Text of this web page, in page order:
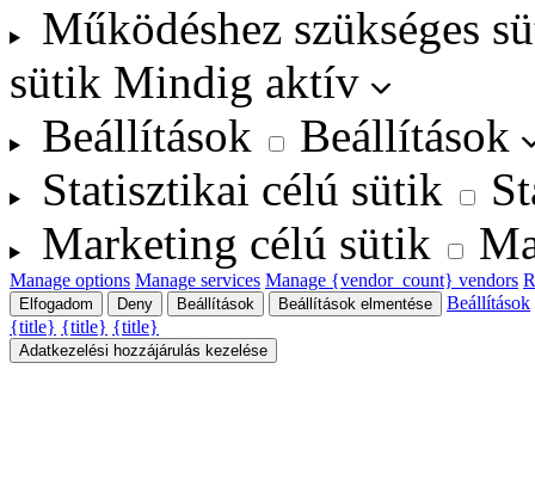
Működéshez szükséges
sütik Mindig aktív
Beállítások
Beállítások
Statisztikai célú sütik
Marketing célú sütik
Manage options Manage services Manage {vendor_count} vendors
Elfogadom Deny Beállítások Beállítások elmentése
Beállítások
{title} {title} {title}
Adatkezelési hozzájárulás kezelése